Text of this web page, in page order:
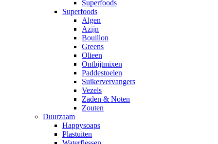
Superfoods
Superfoods
Algen
Azijn
Bouillon
Greens
Olieen
Ontbijtmixen
Paddestoelen
Suikervervangers
Vezels
Zaden & Noten
Zouten
Duurzaam
Happysoaps
Plastuiten